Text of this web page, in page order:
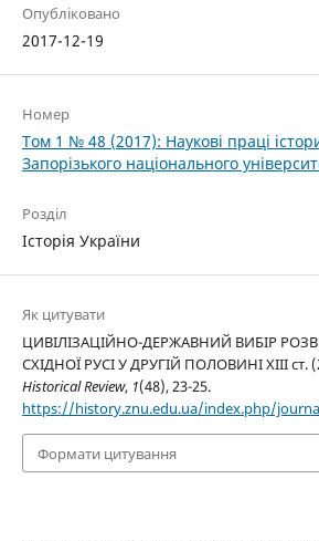
Опубліковано
2017-12-19
Номер
Том 1 № 48 (2017): Наукові праці
Запорізького національного
Розділ
Історія України
Як цитувати
ЦИВІЛІЗАЦІЙНО-ДЕРЖАВНИЙ ВИБІР
СХІДНОЇ РУСІ У ДРУГІЙ ПОЛОВИНІ ХІІІ ст.
Historical Review, 1(48), 23-25.
https://history.znu.edu.ua/index.php/
Формати цитування